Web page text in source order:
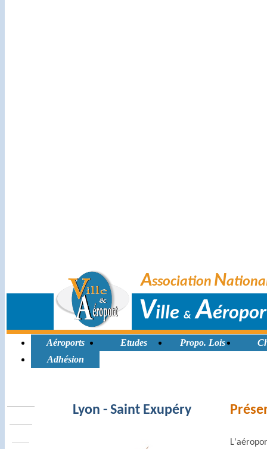
Association N
Ville & A
Aéroports Etudes Propo. Lois
Adhésion
Lyon - Saint Exupéry